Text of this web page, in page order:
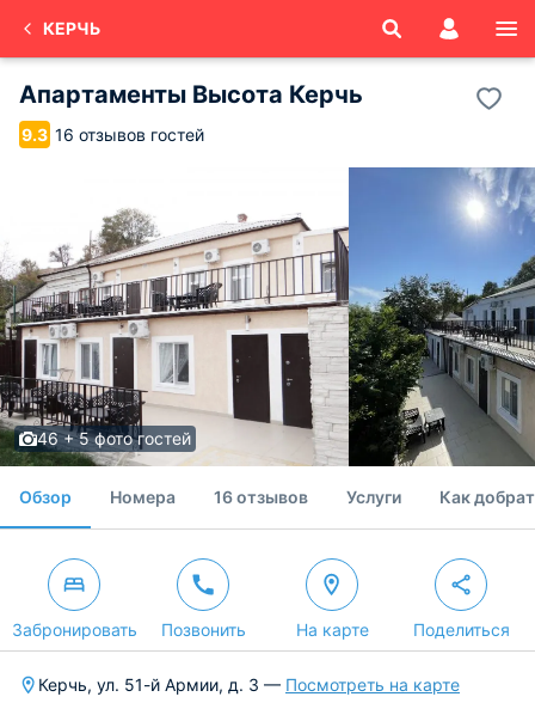
КЕРЧЬ
Апартаменты Высота Керчь
9.3 16 отзывов гостей
46 + 5 фото гостей
Обзор Номера 16 отзывов Услуги Как
Забронировать Позвонить На карте Поделиться
Керчь, ул. 51-й Армии, д. 3 — Посмотреть на карте